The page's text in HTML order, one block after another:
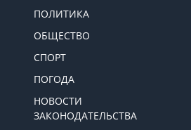
ПОЛИТИКА
ОБЩЕСТВО
СПОРТ
ПОГОДА
НОВОСТИ
ЗАКОНОДАТЕЛЬСТВА